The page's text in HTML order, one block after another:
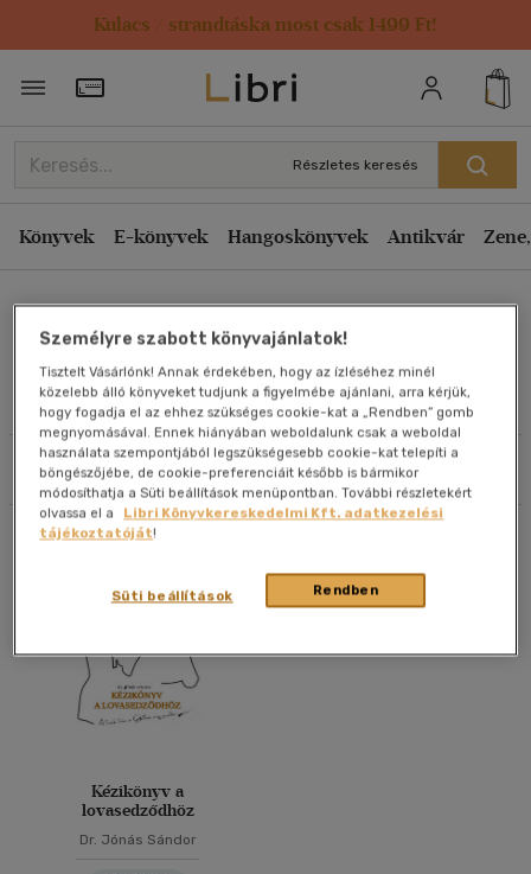
Kulacs / strandtáska most csak 1499 Ft!
Törzsvásárlói Kártya adatai
Részletes keresés
Könyvek E-könyvek Hangoskönyvek Antikvár
Dr. Jónás Sándor
Művei
Szűrés Rendezés
Rendezés
Kiadás éve szerint csökkenő
Ár szerint csökkenő
Eladott darabszám szerint csökkenő
Eladott darabszám szerint növekvő
Cím szerint A-Z
Szerző szerint A-Z
Megjelenítés
20 db / oldal
Alkalmaz
Kézikönyv a
lovasedződhöz
Dr. Jónás Sándor
Személyre szabott könyvajánlatok!
Tisztelt Vásárlónk! Annak érdekében, hogy az ízléséhez minél
közelebb álló könyveket tudjunk a figyelmébe ajánlani, arra kérjük,
hogy fogadja el az ehhez szükséges cookie-kat a „Rendben” gomb
megnyomásával. Ennek hiányában weboldalunk csak a weboldal
használata szempontjából legszükségesebb cookie-kat telepíti a
böngészőjébe, de cookie-preferenciáit később is bármikor
módosíthatja a Süti beállítások menüpontban. További részletekért
olvassa el a
Libri Könyvkereskedelmi Kft. adatkezelési
tájékoztatóját!
Rendben
Süti beállítások